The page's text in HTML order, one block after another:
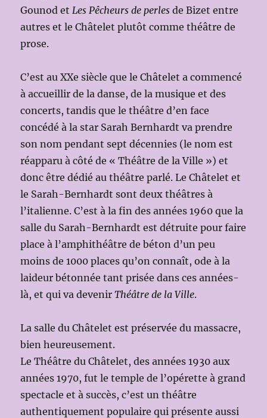
Gounod et Les Pêcheurs de perles de Bizet entre
autres et le Châtelet plutôt comme théâtre de
prose.
C’est au XXe siècle que le Châtelet a commencé
à accueillir de la danse, de la musique et des
concerts, tandis que le théâtre d’en face
concédé à la star Sarah Bernhardt va prendre
son nom pendant sept décennies (le nom est
réapparu à côté de « Théâtre de la Ville ») et
donc être dédié au théâtre parlé. Le Châtelet et
le Sarah-Bernhardt sont deux théâtres à
l’italienne. C’est à la fin des années 1960 que la
salle du Sarah-Bernhardt est détruite pour faire
place à l’amphithéâtre de béton d’un peu
moins de 1000 places qu’on connaît, ode à la
laideur bétonnée tant prisée dans ces années-
là, et qui va devenirThéâtre de la Ville.
La salle du Châtelet est préservée du massacre,
bien heureusement.
Le Théâtre du Châtelet, des années 1930 aux
années 1970, fut le temple de l’opérette à grand
spectacle et à succès, c’est un théâtre
authentiquement populaire qui présente aussi